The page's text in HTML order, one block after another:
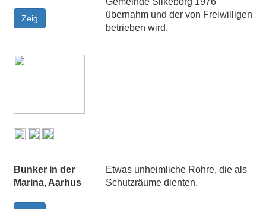
übernahm und der von Freiwilligen
betrieben wird.
Bunker in der
Marina, Aarhus
Etwas unheimliche Rohre, die als
Schutzräume dienten.